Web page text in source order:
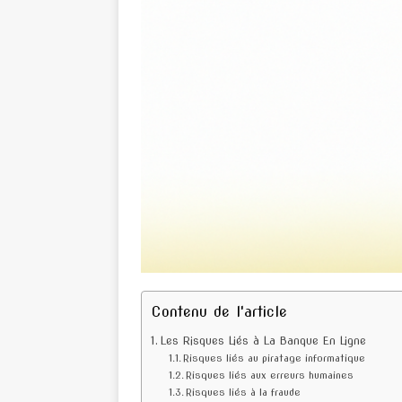
Contenu de l'article
Les Risques Liés à La Banque En Ligne
Risques liés au piratage informatique
Risques liés aux erreurs humaines
Risques liés à la fraude